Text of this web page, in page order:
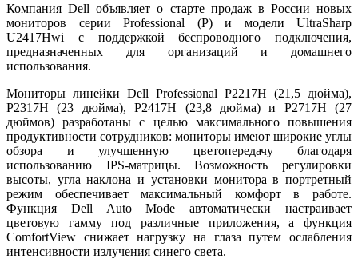
Компания Dell объявляет о старте продаж в России новых
мониторов серии Professional (P) и модели UltraSharp
U2417Hwi с поддержкой беспроводного подключения,
предназначенных для организаций и домашнего
использования.
Мониторы линейки Dell Professional P2217H (21,5 дюйма),
P2317H (23 дюйма), P2417H (23,8 дюйма) и P2717H (27
дюймов) разработаны с целью максимального повышения
продуктивности сотрудников: мониторы имеют широкие углы
обзора и улучшенную цветопередачу благодаря
использованию IPS-матрицы. Возможность регулировки
высоты, угла наклона и установки монитора в портретный
режим обеспечивает максимальный комфорт в работе.
Функция Dell Auto Mode автоматически настраивает
цветовую гамму под различные приложения, а функция
ComfortView снижает нагрузку на глаза путем ослабления
интенсивности излучения синего света.